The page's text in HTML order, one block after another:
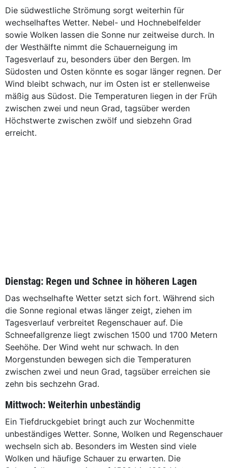
Die südwestliche Strömung sorgt weiterhin für
wechselhaftes Wetter. Nebel- und Hochnebelfelder
sowie Wolken lassen die Sonne nur zeitweise durch. In
der Westhälfte nimmt die Schauerneigung im
Tagesverlauf zu, besonders über den Bergen. Im
Südosten und Osten könnte es sogar länger regnen. Der
Wind bleibt schwach, nur im Osten ist er stellenweise
mäßig aus Südost. Die Temperaturen liegen in der Früh
zwischen zwei und neun Grad, tagsüber werden
Höchstwerte zwischen zwölf und siebzehn Grad
erreicht.
Dienstag: Regen und Schnee in höheren Lagen
Das wechselhafte Wetter setzt sich fort. Während sich
die Sonne regional etwas länger zeigt, ziehen im
Tagesverlauf verbreitet Regenschauer auf. Die
Schneefallgrenze liegt zwischen 1500 und 1700 Metern
Seehöhe. Der Wind weht nur schwach. In den
Morgenstunden bewegen sich die Temperaturen
zwischen zwei und neun Grad, tagsüber erreichen sie
zehn bis sechzehn Grad.
Mittwoch: Weiterhin unbeständig
Ein Tiefdruckgebiet bringt auch zur Wochenmitte
unbeständiges Wetter. Sonne, Wolken und Regenschauer
wechseln sich ab. Besonders im Westen sind viele
Wolken und häufige Schauer zu erwarten. Die